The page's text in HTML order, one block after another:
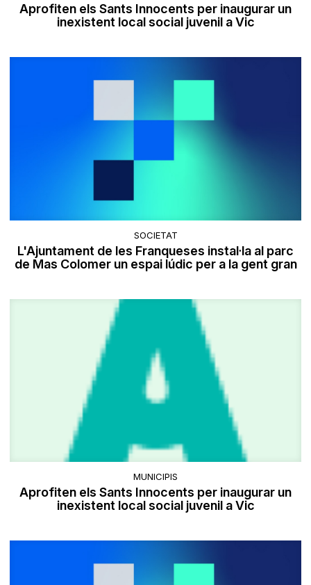
Aprofiten els Sants Innocents per inaugurar un
inexistent local social juvenil a Vic
SOCIETAT
L'Ajuntament de les Franqueses instal·la al parc
de Mas Colomer un espai lúdic per a la gent gran
MUNICIPIS
Aprofiten els Sants Innocents per inaugurar un
inexistent local social juvenil a Vic